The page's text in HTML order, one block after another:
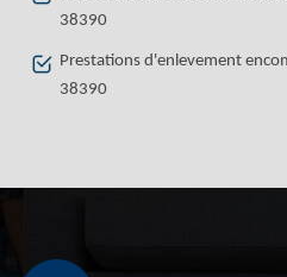
38390
Prestations d'enlevement
38390